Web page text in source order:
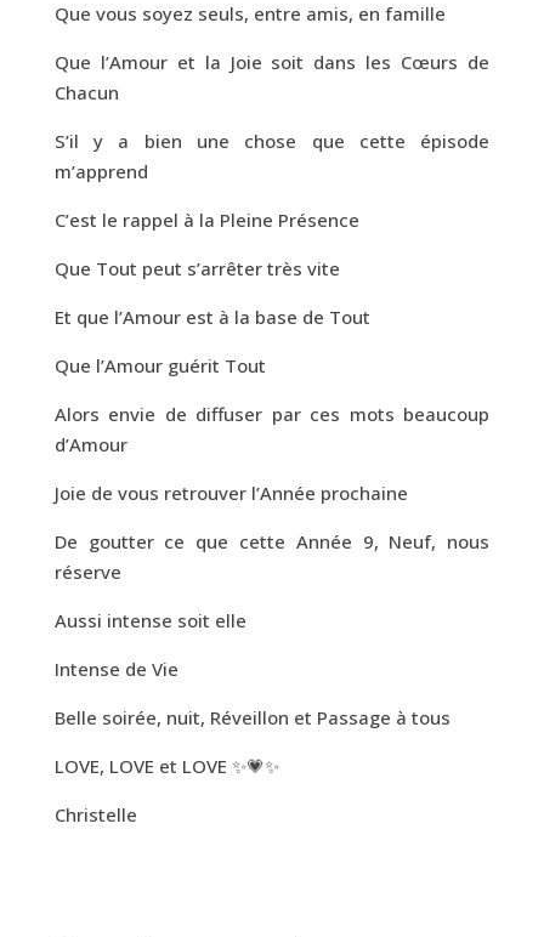
Que vous soyez seuls, entre amis, en famille
Que l’Amour et la Joie soit dans les Cœurs de
Chacun
S’il y a bien une chose que cette épisode
m’apprend
C’est le rappel à la Pleine Présence
Que Tout peut s’arrêter très vite
Et que l’Amour est à la base de Tout
Que l’Amour guérit Tout
Alors envie de diffuser par ces mots beaucoup
d’Amour
Joie de vous retrouver l’Année prochaine
De goutter ce que cette Année 9, Neuf, nous
réserve
Aussi intense soit elle
Intense de Vie
Belle soirée, nuit, Réveillon et Passage à tous
LOVE, LOVE et LOVE ✨💗✨
Christelle